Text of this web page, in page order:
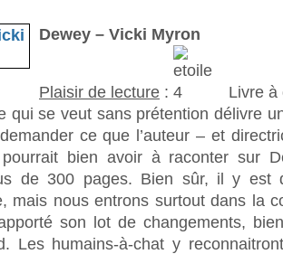
Dewey – Vicki Myron
Plaisir de lecture :
Livre à
qui se veut sans prétention délivre
ce que l’auteur – et
bien avoir à raconter sur
de 300 pages. Bien sûr, il y est
mais nous entrons surtout dans la
son lot de changements,
Les humains-à-chat y